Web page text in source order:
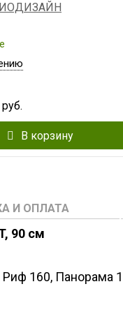
руб.
В корзину
И ОПЛАТА
90 см
160, Панорама